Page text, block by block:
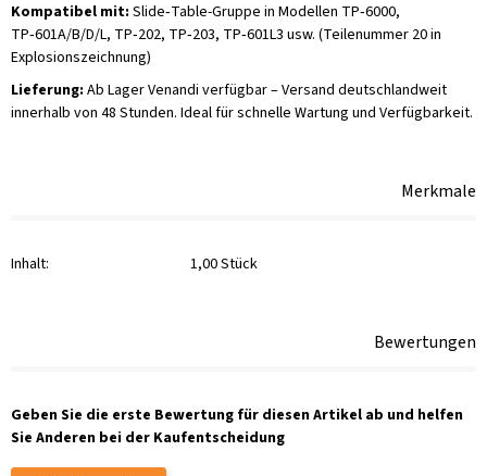
Kompatibel mit: Slide‑Table-Gruppe in Modellen TP‑6000,
TP‑601A/B/D/L, TP‑202, TP‑203, TP‑601L3 usw. (Teilenummer 20 in
Explosionszeichnung)
Lieferung: Ab Lager Venandi verfügbar – Versand deutschlandweit
innerhalb von 48 Stunden. Ideal für schnelle Wartung und Verfügbarkeit.
Merkmale
Inhalt: 1,00 Stück
Bewertungen
Geben Sie die erste Bewertung für diesen Artikel ab und helfen
Sie Anderen bei der Kaufentscheidung